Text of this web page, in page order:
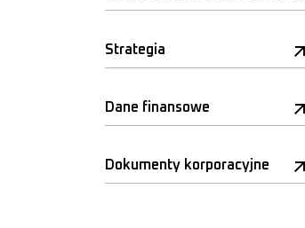
Strategia
Dane finansowe
Dokumenty korporacyjne